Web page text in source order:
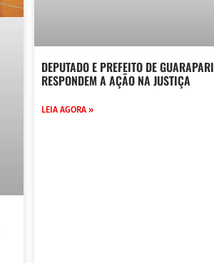
DEPUTADO E PREFEITO DE GUARAPARI
RESPONDEM A AÇÃO NA JUSTIÇA
LEIA AGORA »